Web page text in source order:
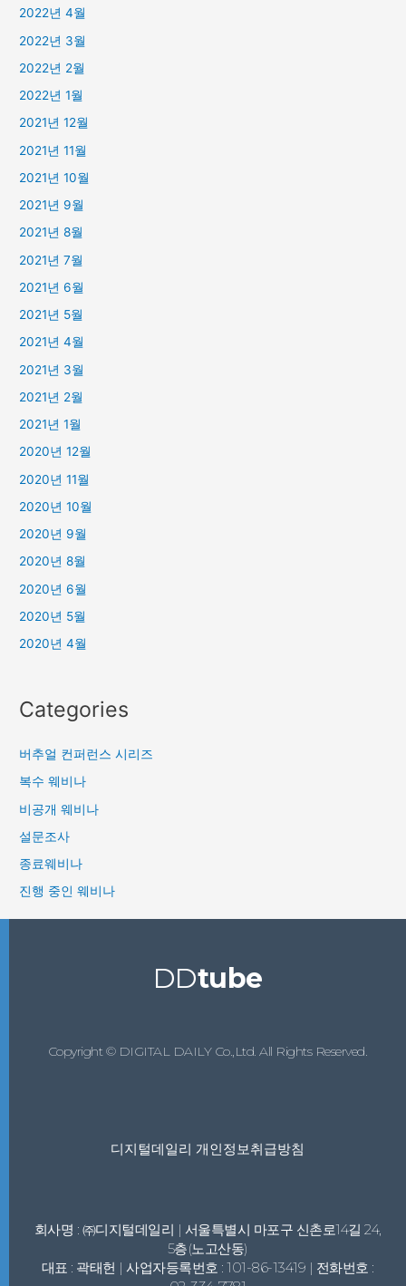
2022년 4월
2022년 3월
2022년 2월
2022년 1월
2021년 12월
2021년 11월
2021년 10월
2021년 9월
2021년 8월
2021년 7월
2021년 6월
2021년 5월
2021년 4월
2021년 3월
2021년 2월
2021년 1월
2020년 12월
2020년 11월
2020년 10월
2020년 9월
2020년 8월
2020년 6월
2020년 5월
2020년 4월
Categories
버추얼 컨퍼런스 시리즈
복수 웨비나
비공개 웨비나
설문조사
종료웨비나
진행 중인 웨비나
DDtube
Copyright © DIGITAL DAILY Co.,Ltd. All Rights Reserved.
디지털데일리 개인정보취급방침
회사명 : ㈜디지털데일리 | 서울특별시 마포구 신촌로14길 24,
5층(노고산동)
대표 : 곽태헌 | 사업자등록번호 : 101-86-13419 | 전화번호 :